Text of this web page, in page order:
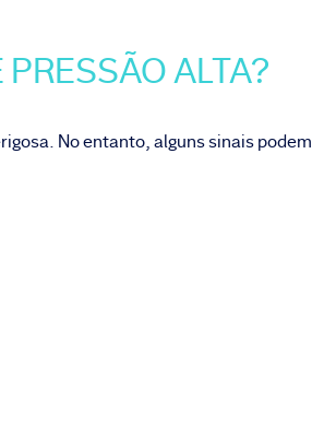
ALTA?
No entanto, alguns sinais